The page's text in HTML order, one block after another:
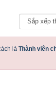
là Thành viên